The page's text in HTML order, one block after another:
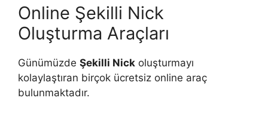
Online Şekilli Nick
Oluşturma Araçları
Günümüzde Şekilli Nick oluşturmayı
kolaylaştıran birçok ücretsiz online araç
bulunmaktadır.